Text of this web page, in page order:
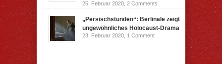
25. Februar 2020, 2 Comments
„Persischstunden“: Berlinale zeigt
ungewöhnliches Holocaust-Drama
23. Februar 2020, 1 Comment